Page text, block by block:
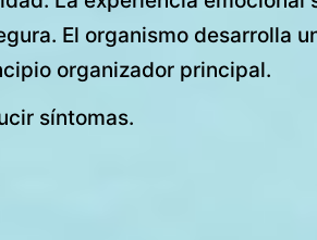
El organismo desarrolla
organizador principal.
síntomas.